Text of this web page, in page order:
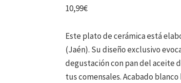
10,99€
Este plato de cerámica está
(Jaén). Su diseño exclusivo
degustación con pan del aceite
tus comensales. Acabado